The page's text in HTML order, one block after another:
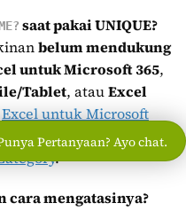
saat pakai UNIQUE?
belum mendukung
untuk Microsoft 365,
Tablet, atauExcel
Excel untuk Microsoft
web. Referensi fungsi
.
cara mengatasinya?
Pertanyaan? Ayo chat.